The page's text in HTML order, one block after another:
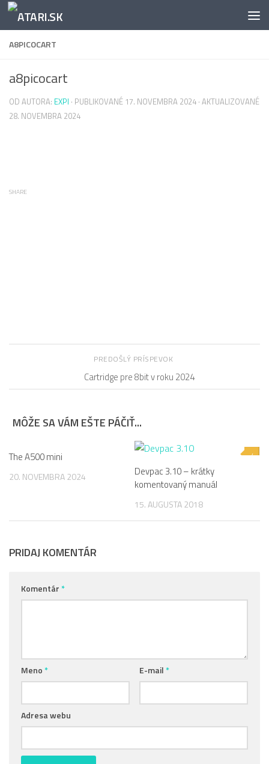
Preskočiť na obsah
A8PICOCART
a8picocart
OD AUTORA: EXPI · PUBLIKOVANÉ 17. NOVEMBRA 2024 · AKTUALIZOVANÉ
28. NOVEMBRA 2024
SHARE
PREDOŠLÝ PRÍSPEVOK
Cartridge pre 8bit v roku 2024
MÔŽE SA VÁM EŠTE PÁČIŤ...
The A500 mini
20. NOVEMBRA 2024
4
Devpac 3.10 – krátky
komentovaný manuál
15. AUGUSTA 2018
PRIDAJ KOMENTÁR
Komentár*
Meno* E-mail*
Adresa webu